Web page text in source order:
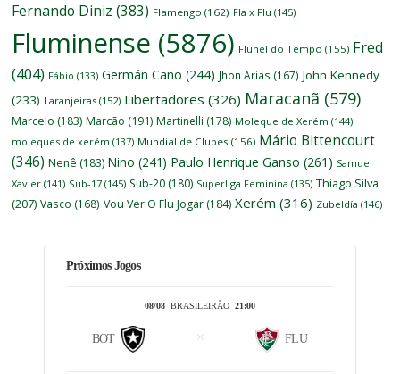
Fernando Diniz (383) Flamengo (162) Fla x Flu (145)
Fluminense (5876) Flunel do Tempo (155) Fred
(404) Fábio (133) Germán Cano (244) Jhon Arias (167) John Kennedy
(233) Laranjeiras (152) Libertadores (326) Maracanã (579)
Marcelo (183) Marcão (191) Martinelli (178) Moleque de Xerém (144)
moleques de xerém (137) Mundial de Clubes (156) Mário Bittencourt
(346) Nenê (183) Nino (241) Paulo Henrique Ganso (261) Samuel
Xavier (141) Sub-17 (145) Sub-20 (180) Superliga Feminina (135) Thiago Silva
(207) Vasco (168) Vou Ver O Flu Jogar (184) Xerém (316) Zubeldía (146)
Próximos Jogos
08/08BRASILEIRÃO 21:00
BOT FLU